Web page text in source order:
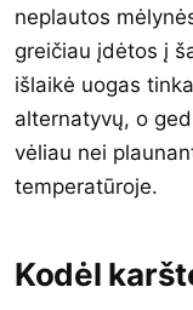
neplautos
greičiau įdėtos į
išlaikė uogas
alternatyvų, o
vėliau nei
temperatūroje.
Kodėl